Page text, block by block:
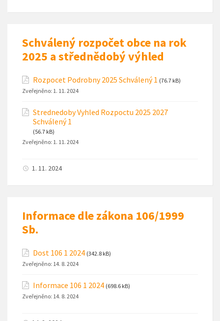
Schválený rozpočet obce na rok
2025 a střednědobý výhled
Rozpocet Podrobny 2025 Schválený 1 (76.7 kB)
Zveřejněno: 1. 11. 2024
Strednedoby Vyhled Rozpoctu 2025 2027
Schválený 1
(56.7 kB)
Zveřejněno: 1. 11. 2024
1. 11. 2024
Informace dle zákona 106/1999
Sb.
Dost 106 1 2024 (342.8 kB)
Zveřejněno: 14. 8. 2024
Informace 106 1 2024 (698.6 kB)
Zveřejněno: 14. 8. 2024